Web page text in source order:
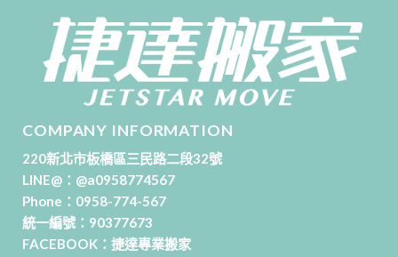
COMPANY INFORMATION
220新北市板橋區三民路二段32號
LINE@： @a0958774567
Phone： 0958-774-567
統一編號：90377673
FACEBOOK： 捷達專業搬家